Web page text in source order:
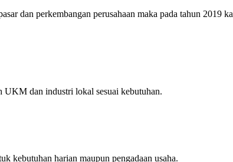
dan perkembangan perusahaan maka pada tahun
UKM dan industri lokal sesuai kebutuhan.
kebutuhan harian maupun pengadaan usaha.